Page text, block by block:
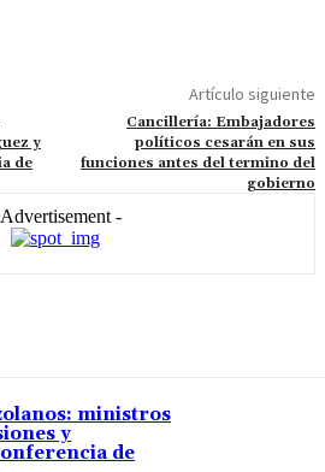
y
de
Artículo siguiente
Cancillería: Embajadores
políticos cesarán en sus
funciones antes del termino del
gobierno
-
ministros
y
de